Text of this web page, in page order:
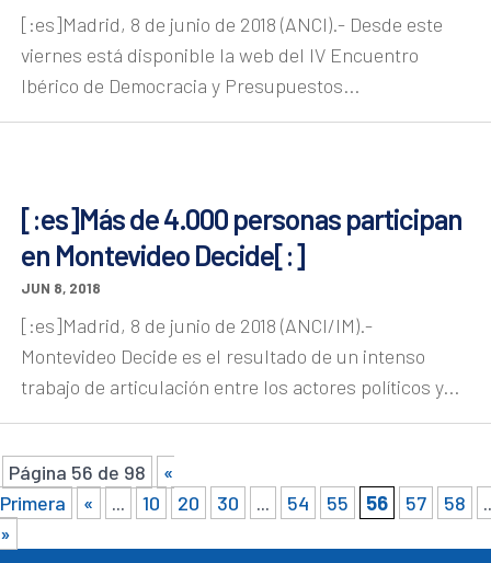
[:es]Madrid, 8 de junio de 2018 (ANCI).- Desde este
viernes está disponible la web del IV Encuentro
Ibérico de Democracia y Presupuestos...
[:es]Más de 4.000 personas participan
en Montevideo Decide[:]
JUN 8, 2018
[:es]Madrid, 8 de junio de 2018 (ANCI/IM).-
Montevideo Decide es el resultado de un intenso
trabajo de articulación entre los actores políticos y...
Página 56 de 98
«
Primera
« ... 10 20 30 ... 54 55 56 57 58
»